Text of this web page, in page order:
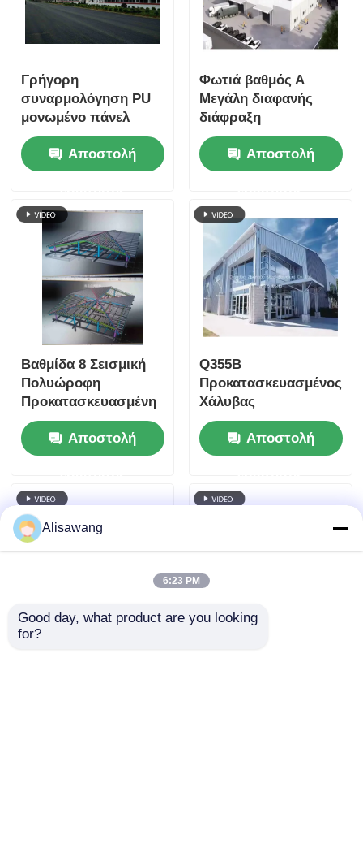
Γρήγορη
συναρμολόγηση PU
μονωμένο πάνελ
σάντουιτς Χάλυβα
δομή Ψυχρή
αποθήκευση
Προετοιμασμένο
κτίριο σύνδεσης
μπουλόν
Αποστολή
Φωτιά βαθμός Α
Μεγάλη διαφανής
διάφραξη
Προσυσκευασμένη
χάλυβα εργοστάσιο
εργοστάσιο 60m
πλαίσιο
Αποστολή
Βαθμίδα 8 Σεισμική
Πολυώροφη
Προκατασκευασμένη
Μεταλλική
Κατασκευή Κτίριο
Γραφείων Ξενοδοχείο
Κατασκευή
Αποστολή
Q355B
Προκατασκευασμένος
Χάλυβας
Προκατασκευασμένος
Κτίριο Αποθήκης
Πλαίσιο
θερμώ εμβάπτισης
Αποστολή
Alisawang
6:23 PM
Good day, what product are you looking
for?